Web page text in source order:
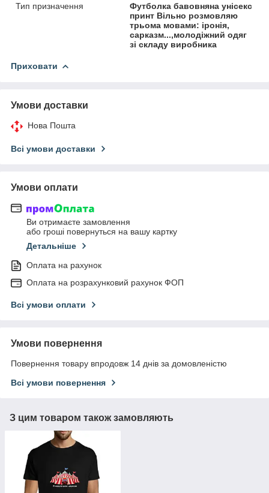
Тип призначення
Футболка бавовняна унісекс
принт Вільно розмовляю
трьома мовами: іронія,
сарказм...,молодіжний одяг
зі складу виробника
Приховати
Умови доставки
Нова Пошта
Всі умови доставки
Умови оплати
Ви отримаєте замовлення
або гроші повернуться на вашу картку
Детальніше
Оплата на рахунок
Оплата на розрахунковий рахунок ФОП
Всі умови оплати
Умови повернення
Повернення товару впродовж 14 днів за домовленістю
Всі умови повернення
З цим товаром також замовляють